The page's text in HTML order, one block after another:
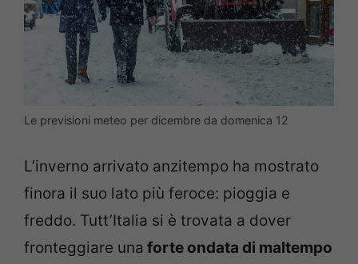
Le previsioni meteo per dicembre da domenica 12
L’inverno arrivato anzitempo ha mostrato
finora il suo lato più feroce: pioggia e
freddo. Tutt’Italia si è trovata a dover
fronteggiare una forte ondata di maltempo